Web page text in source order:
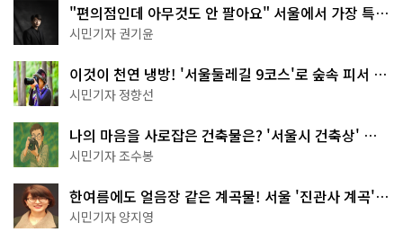
"편의점인데 아무것도 안 팔아요" 서울에서 가장 특별
한 편의점의 정체
시민기자 권기윤
이것이 천연 냉방! '서울둘레길 9코스'로 숲속 피서 떠
나볼까
시민기자 정향선
나의 마음을 사로잡은 건축물은? '서울시 건축상' 수
상작 공개!
시민기자 조수봉
한여름에도 얼음장 같은 계곡물! 서울 '진관사 계곡'이
천국이네~
시민기자 양지영